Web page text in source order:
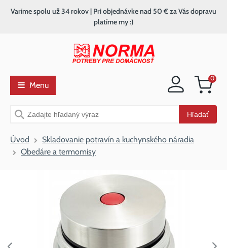
Nákupný
0
Vyhľadávanie Hľadať
Varíme spolu už 34 rokov | Pri objednávke nad 50 € za Vás dopravu
platíme my :)
Menu
Úvod
Skladovanie potravín a kuchynského náradia
Obedáre a termomisy